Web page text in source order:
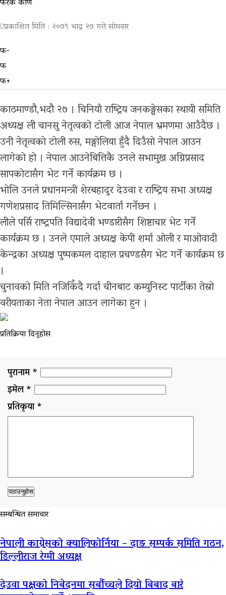
फरक कोण
प्रकाशित मिति : २०७९ भाद्र २७ गते सोमवार
फ-
फ
फ+
काठमाण्डौ,भदौ २७ । चिनियाँ राष्ट्रिय जनकङ्ग्रेसका स्थायी समिति
अध्यक्ष ली चानसु नेतृत्वको टोली आज नेपाल भ्रमणमा आउँदैछ ।
उनी नेतृत्वको टोली रुस, मङ्गोलिया हुँदै दिउँसो नेपाल आउन
लागेको हो । नेपाल आउनेबित्तिकै उनले सभामुख अग्निप्रसाद
सापकोटासँग भेट गर्ने कार्यक्रम छ ।
भोलि उनले प्रधानमन्त्री शेरबहादुर देउवा र राष्ट्रिय सभा अध्यक्ष
गणेशप्रसाद तिमिल्सिनासँग भेटवार्ता गर्नेछन ।
लीले पर्सि राष्ट्रपति विद्यादेवी भण्डारीसँग शिष्टाचार भेट गर्ने
कार्यक्रम छ । उनले एमाले अध्यक्ष केपी शर्मा ओली र माओवादी
केन्द्रका अध्यक्ष पुष्पकमल दाहाल प्रचण्डसँग भेट गर्ने कार्यक्रम छ
।
चुनावको मिति नजिकिँदै गर्दा चीनबाट कम्युनिस्ट पार्टीका तेस्रो
वरीयताका नेता नेपाल आउन लागेका हुन ।
प्रतिक्रिया दिनुहोस
पुरानाम *
इमेल *
प्रतिकृया *
सम्बन्धित समाचार
नेपाली काग्रेसको क्यालिफोर्निया – दाङ सम्पर्क समिति गठन,
डिल्लीराज रेग्मी अध्यक्ष
देउवा पक्षको निबेदनमा सर्बौच्चले दियो बिबाद बारे